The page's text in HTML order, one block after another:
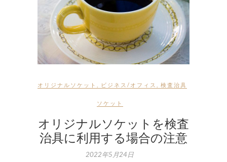
オリジナルソケット ビジネス/オフィス 検査治具
ソケット
オリジナルソケットを検査
治具に利用する場合の注意
2022年5月24日